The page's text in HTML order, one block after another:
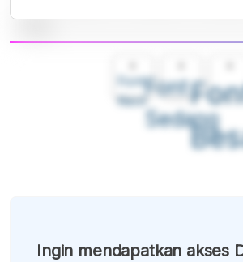
Font
Kecil
Font
Sedang
Ingin mendapatkan akses